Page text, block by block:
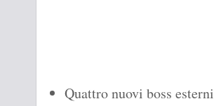
Quattro nuovi boss esterni